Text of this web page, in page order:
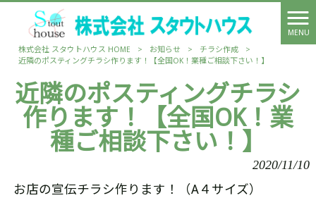
MENU
株式会社 スタウトハウス HOME
> お知らせ > チラシ作成
>
近隣のポスティングチラシ作ります！【全国OK！業種ご相談下さい！】
近隣のポスティングチラシ
作ります！【全国OK！業
種ご相談下さい！】
2020/11/10
お店の宣伝チラシ作ります！（A４サイズ）